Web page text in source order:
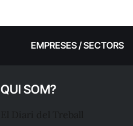
EMPRESES / SECTORS
QUI SOM?